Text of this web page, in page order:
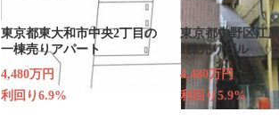
東京都東大和市中央2丁目の
一棟売りアパート
4,480万円
利回り6.9%
東京都中野区江
1棟売りビル
4,480万円
利回り5.9%